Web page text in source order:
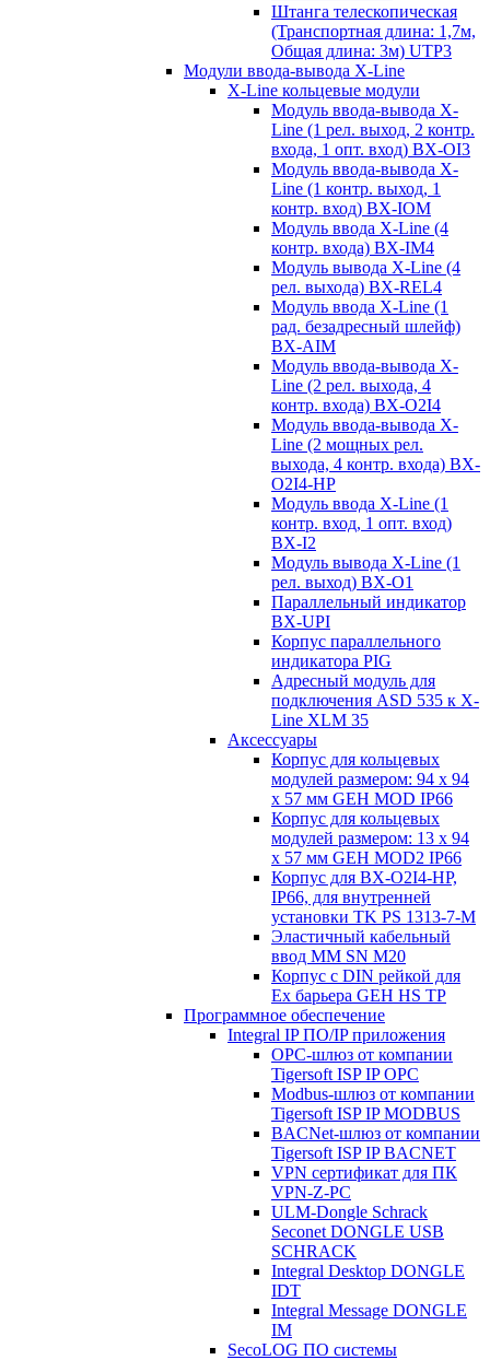
Штанга телескопическая
(Транспортная длина: 1,7м,
Общая длина: 3м) UTP3
Модули ввода-вывода X-Line
X-Line кольцевые модули
Модуль ввода-вывода X-
Line (1 рел. выход, 2 контр.
входа, 1 опт. вход) BX-OI3
Модуль ввода-вывода X-
Line (1 контр. выход, 1
контр. вход) BX-IOM
Модуль ввода X-Line (4
контр. входа) BX-IM4
Модуль вывода X-Line (4
рел. выхода) BX-REL4
Модуль ввода X-Line (1
рад. безадресный шлейф)
BX-AIM
Модуль ввода-вывода X-
Line (2 рел. выхода, 4
контр. входа) BX-O2I4
Модуль ввода-вывода X-
Line (2 мощных рел.
выхода, 4 контр. входа) BX-
O2I4-HP
Модуль ввода X-Line (1
контр. вход, 1 опт. вход)
BX-I2
Модуль вывода X-Line (1
рел. выход) BX-O1
Параллельный индикатор
BX-UPI
Корпус параллельного
индикатора PIG
Адресный модуль для
подключения ASD 535 к X-
Line XLM 35
Аксессуары
Корпус для кольцевых
модулей размером: 94 x 94
x 57 мм GEH MOD IP66
Корпус для кольцевых
модулей размером: 13 x 94
x 57 мм GEH MOD2 IP66
Корпус для BX-O2I4-HP,
IP66, для внутренней
установки TK PS 1313-7-M
Эластичный кабельный
ввод MM SN M20
Корпус с DIN рейкой для
Ex барьера GEH HS TP
Программное обеспечение
Integral IP ПО/IP приложения
OPC-шлюз от компании
Tigersoft ISP IP OPC
Modbus-шлюз от компании
Tigersoft ISP IP MODBUS
BACNet-шлюз от компании
Tigersoft ISP IP BACNET
VPN сертификат для ПК
VPN-Z-PC
ULM-Dongle Schrack
Seconet DONGLE USB
SCHRACK
Integral Desktop DONGLE
IDT
Integral Message DONGLE
IM
SecoLOG ПО системы